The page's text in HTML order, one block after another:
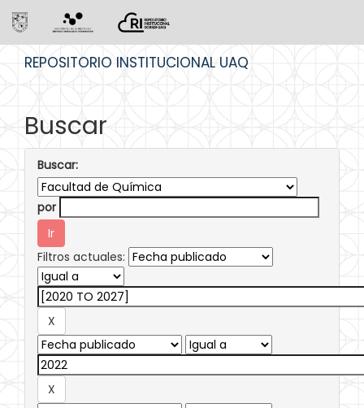
REPOSITORIO INSTITUCIONAL UAQ
Buscar
Buscar:
por
Filtros actuales: